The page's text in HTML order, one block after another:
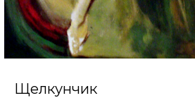
Щелкунчик